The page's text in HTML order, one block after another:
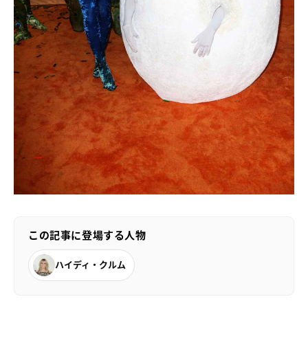
この記事に登場する人物
ハイディ・クルム